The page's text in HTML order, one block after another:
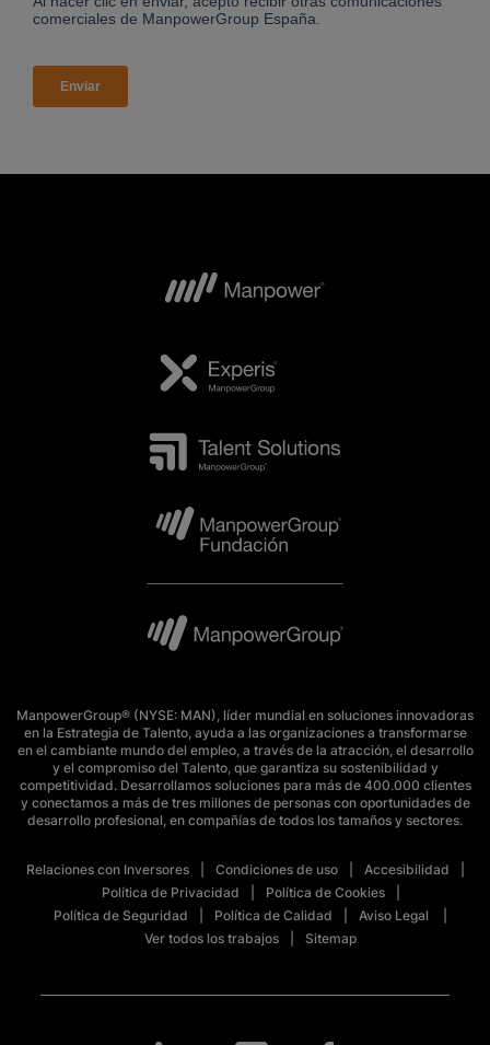
ManpowerGroup® (NYSE: MAN), líder mundial en soluciones innovadoras
en la Estrategia de Talento, ayuda a las organizaciones a transformarse
en el cambiante mundo del empleo, a través de la atracción, el desarrollo
y el compromiso del Talento, que garantiza su sostenibilidad y
competitividad. Desarrollamos soluciones para más de 400.000 clientes
y conectamos a más de tres millones de personas con oportunidades de
desarrollo profesional, en compañías de todos los tamaños y sectores.
Relaciones con Inversores Condiciones de uso
Accesibilidad
Política de Privacidad
Política de Cookies
Política de Seguridad
Política de Calidad
Aviso Legal
Ver todos los trabajos
Sitemap